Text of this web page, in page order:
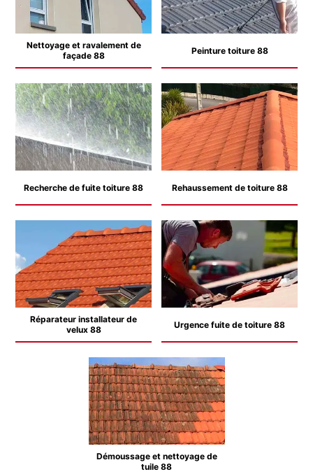
Nettoyage et ravalement de
façade 88
Peinture toiture 88
Recherche de fuite toiture 88 Rehaussement de toiture 88
Réparateur installateur de
velux 88
Urgence fuite de toiture 88
Démoussage et nettoyage de
tuile 88